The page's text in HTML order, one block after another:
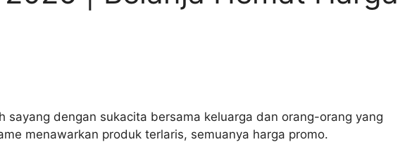
sayang dengan sukacita bersama keluarga dan orang-orang yang
menawarkan produk terlaris, semuanya harga promo.